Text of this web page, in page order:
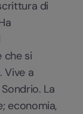
di
che si
Vive a
La
economia,